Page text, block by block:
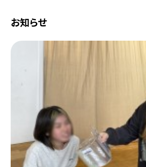
お知らせ